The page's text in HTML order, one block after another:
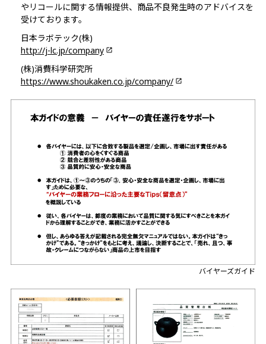
やリコールに関する情報提供、商品不良発生時のアドバイスを
受けております。
日本ラボテック(株)
http://j-lc.jp/company
(株)消費科学研究所
https://www.shoukaken.co.jp/company/
バイヤーズガイド